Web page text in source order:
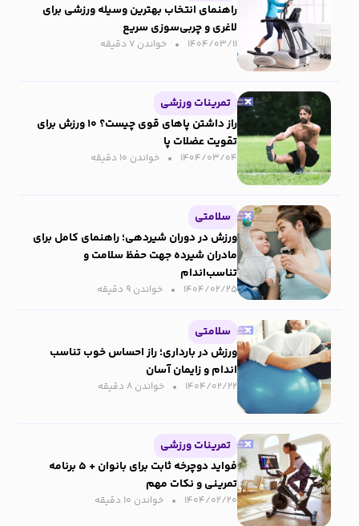
راهنمای انتخاب بهترین وسیله ورزشی برای
لاغری و چربی‌سوزی سریع
۱۴۰۴/۰۳/۱۱ خواندن ۷ دقیقه‌
تمرینات ورزشی
راز داشتن پاهای قوی چیست؟ ۱۰ ورزش برای
تقویت عضلات پا
۱۴۰۴/۰۳/۰۴ خواندن ۱۰ دقیقه‌
سلامتی
ورزش در دوران شیردهی؛ راهنمای کامل برای
مادران شیرده جهت حفظ سلامت و
تناسب‌اندام
۱۴۰۴/۰۲/۲۵ خواندن ۹ دقیقه‌
سلامتی
ورزش در بارداری؛ راز احساس خوب تناسب
اندام و زایمان آسان
۱۴۰۴/۰۲/۲۲ خواندن ۸ دقیقه‌
تمرینات ورزشی
فواید دوچرخه ثابت برای بانوان + ۵ برنامه
تمرینی و نکات مهم
۱۴۰۴/۰۲/۲۰ خواندن ۱۰ دقیقه‌